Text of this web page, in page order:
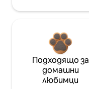
Подходящо за
домашни
любимци